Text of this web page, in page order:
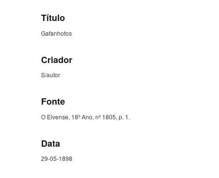
Título
Gafanhotos
Criador
S/autor
Fonte
O Elvense, 18º Ano, nº 1805, p. 1.
Data
29-05-1898